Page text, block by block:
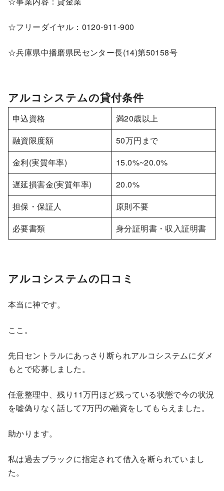
☆フリーダイヤル：0120-911-900
☆兵庫県中播磨県民センター長(14)第50158号
アルコシステムの貸付条件
申込資格
満20歳以上
融資限度額
50万円まで
金利(実質年率)
15.0%~20.0%
遅延損害金(実質年率)
20.0%
担保・保証人
原則不要
必要書類
身分証明書・収入証明書
アルコシステムの口コミ
本当に神です。
ここ。
先日セントラルにあっさり断られアルコシステムにダメ
もとで応募しました。
任意整理中、残り11万円ほど残っている状態で今の状況
を嘘偽りなく話して7万円の融資をしてもらえました。
助かります。
私は過去ブラックに指定されて借入を断られていまし
た。